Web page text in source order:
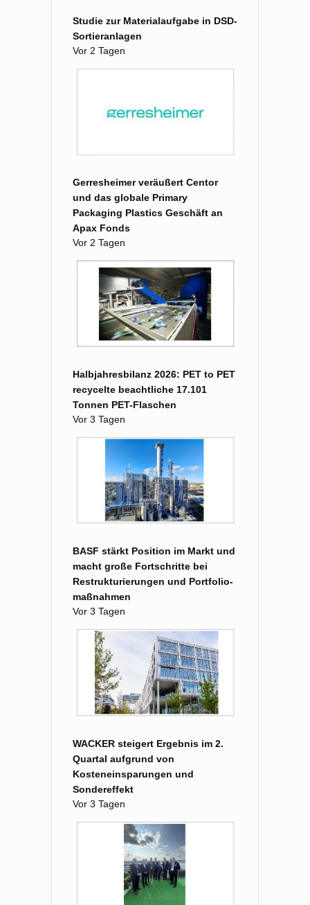
Studie zur Materialaufgabe in DSD-
Sortieranlagen
Vor 2 Tagen
Gerresheimer veräußert Centor
und das globale Primary
Packaging Plastics Geschäft an
Apax Fonds
Vor 2 Tagen
Halbjahresbilanz 2026: PET to PET
recycelte beachtliche 17.101
Tonnen PET-Flaschen
Vor 3 Tagen
BASF stärkt Position im Markt und
macht große Fort­schritte bei
Restruk­turierungen und Portfolio­
maß­nahmen
Vor 3 Tagen
WACKER steigert Ergebnis im 2.
Quartal aufgrund von
Kosteneinsparungen und
Sondereffekt
Vor 3 Tagen